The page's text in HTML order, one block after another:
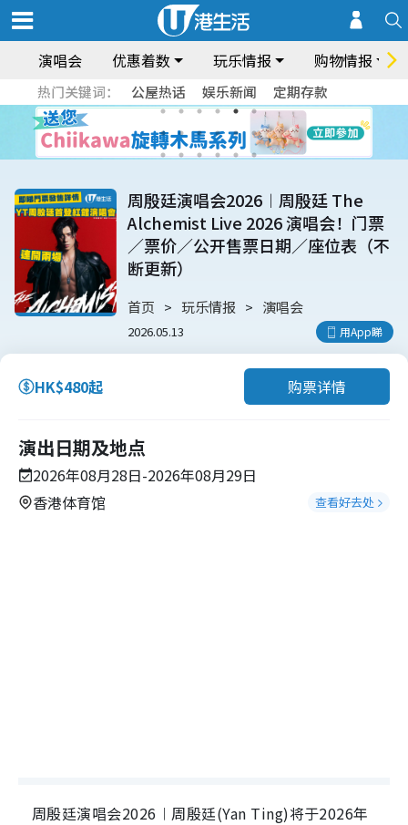
演唱会 优惠着数 玩乐情报 购物情报
热门关键词： 公屋热话 娱乐新闻 定期存款
周殷廷演唱会2026︱周殷廷 The
Alchemist Live 2026 演唱会！门票
／票价／公开售票日期／座位表（不
断更新）
首页 玩乐情报 演唱会
2026.05.13 用App睇
HK$480起 购票详情
演出日期及地点
2026年08月28日-2026年08月29日
香港体育馆
查看好去处
周殷廷演唱会2026︱周殷廷(Yan Ting)将于2026年